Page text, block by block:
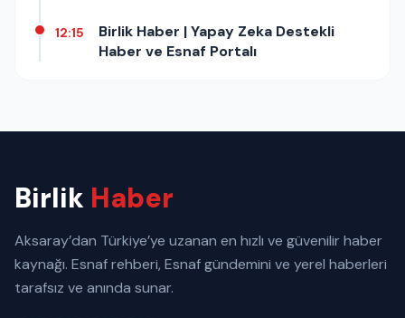
12:15
Birlik Haber | Yapay Zeka Destekli
Haber ve Esnaf Portalı
Birlik Haber
Aksaray’dan Türkiye’ye uzanan en hızlı ve güvenilir haber
kaynağı. Esnaf rehberi, Esnaf gündemini ve yerel haberleri
tarafsız ve anında sunar.